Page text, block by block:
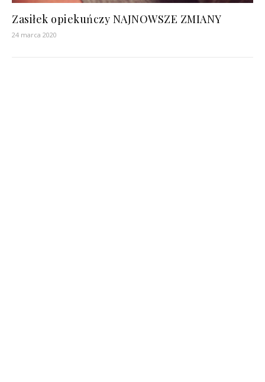
Zasiłek opiekuńczy NAJNOWSZE ZMIANY
24 marca 2020